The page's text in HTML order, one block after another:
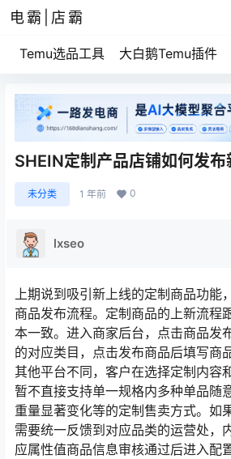
电霸|店霸
Temu选品工具 大白鹅Temu插件
SHEIN定制产品店铺如何发布
未分类 1 年前 0
lxseo
上期说到吸引新上线的定制商品功能
商品发布流程。定制商品的上新流程
本一致。进入商家后台，点击商品发
的对应类目，点击发布商品后填写商
其他平台不同，客户在选择定制内容
暂不直接支持单一规格内多种单品随
重量显著变化等的定制售卖方式。如
需要统一反馈到对应品类的运营处，
应属性值商品信息审核通过后进入配